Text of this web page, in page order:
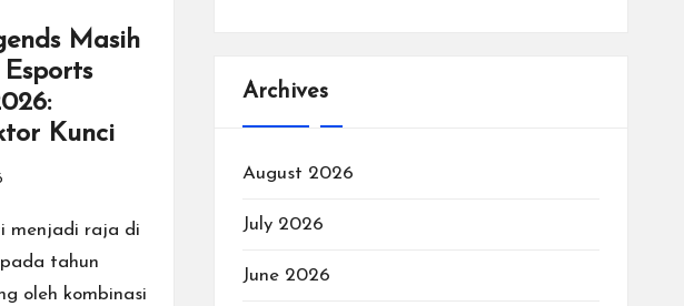
Masih
Kunci
menjadi raja di
tahun
oleh kombinasi
Archives
August 2026
July 2026
June 2026